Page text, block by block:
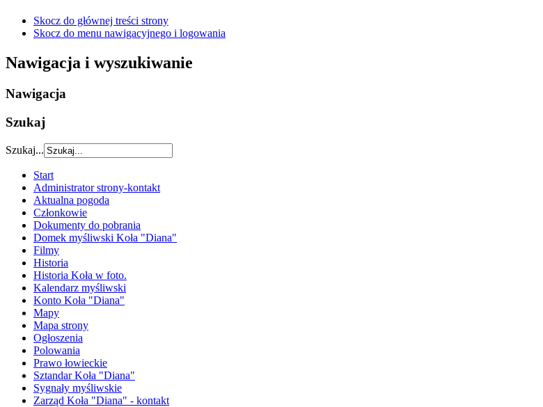
Skocz do głównej treści strony
Skocz do menu nawigacyjnego i logowania
Nawigacja i wyszukiwanie
Nawigacja
Szukaj
Szukaj...
Start
Administrator strony-kontakt
Aktualna pogoda
Członkowie
Dokumenty do pobrania
Domek myśliwski Koła "Diana"
Filmy
Historia
Historia Koła w foto.
Kalendarz myśliwski
Konto Koła "Diana"
Mapy
Mapa strony
Ogłoszenia
Polowania
Prawo łowieckie
Sztandar Koła "Diana"
Sygnały myśliwskie
Zarząd Koła "Diana" - kontakt